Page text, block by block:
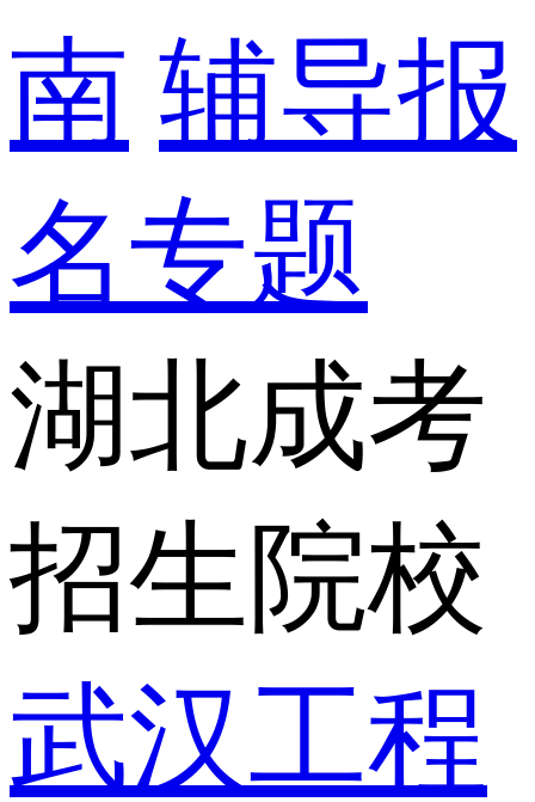
南 辅导报
名专题
湖北成考
招生院校
武汉工程